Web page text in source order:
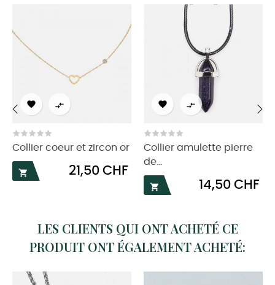
 
Collier coeur et zircon or

Prix
21,50 CHF
 
Collier amulette pierre
de...

Prix
14,50 CHF
‹
LES CLIENTS QUI ONT ACHETÉ CE
PRODUIT ONT ÉGALEMENT ACHETÉ: